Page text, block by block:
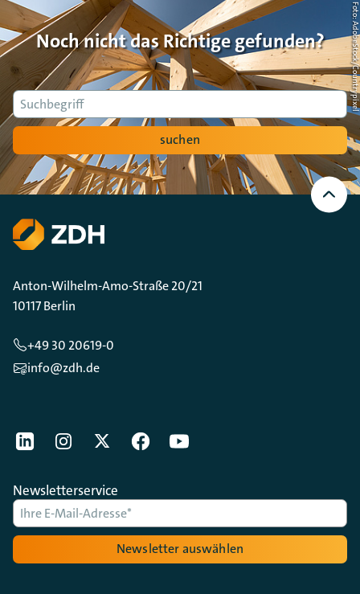
Noch nicht das Richtige gefunden?
Suche
suchen
Foto: AdobeStock/Countrypixel
Nach
oben
Scrollen
Anton-Wilhelm-Amo-Straße 20/21
10117 Berlin
+49 30 20619-0
info@zdh.de
[Der ZDH in den Sozialen Netzwerken]
LinkedIninstagramTwitterFacebookYoutube
Newsletterservice
Newsletter auswählen